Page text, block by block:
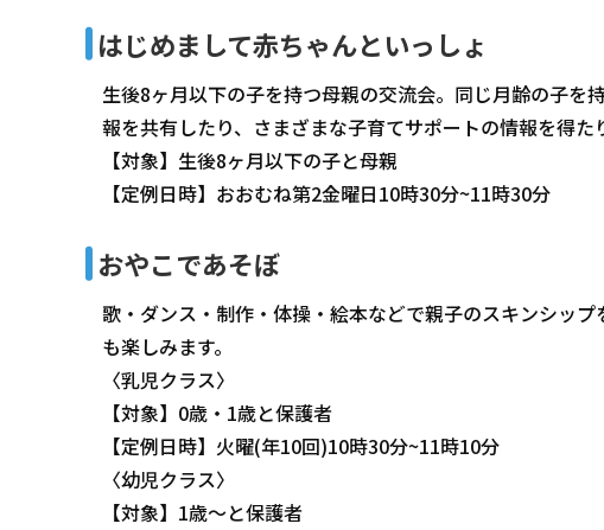
はじめまして赤ちゃんといっしょ
生後8ヶ月以下の子を持つ母親の交流会。同じ月齢の子を
報を共有したり、さまざまな子育てサポートの情報を得た
【対象】生後8ヶ月以下の子と母親
【定例日時】おおむね第2金曜日10時30分~11時30分
おやこであそぼ
歌・ダンス・制作・体操・絵本などで親子のスキンシッ
も楽しみます。
〈乳児クラス〉
【対象】0歳・1歳と保護者
【定例日時】火曜(年10回)10時30分~11時10分
〈幼児クラス〉
【対象】1歳～と保護者